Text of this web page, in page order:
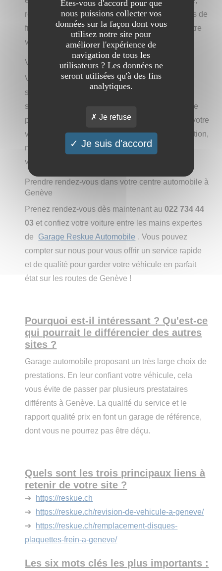
révision de voiture, remplacement des plaquettes de
freins - nous nous occupons de tout pour que votre
véhicule reste en parfait état de fonctionnement.
Véhicules d'occasion et reprise
Venez nous rendre visite et découvrez notre
sélection de véhicules d'occasion dans notre
showroom Reskue à Vernier. Vous pourrez même
profiter d'un bon café pendant votre visite ! Et si votre
voiture nécessite une intervention ou une réparation,
notre équipe compétente prendra soin de votre
véhicule dans notre atelier.
Prendre rendez-vous dans votre centre automobile à
Genève
Prenez rendez-vous dès maintenant au022 734 44
03 et confiez votre voiture entre les mains expertes
de
Garage Reskue Automobile . Vous pouvez
compter sur nous pour vous offrir un service rapide
et de qualité pour garder votre véhicule en parfait
état sur les routes de Genève !
Pourquoi est-il intéressant ? Qu'est-ce
qui pourrait le différencier des autres
sites ?
Garage automobile proposant un très large choix de
prestations. En leur confiant votre véhicule, cela
vous évite de passer par plusieurs prestataires
différents à Genève. La qualité du service et le
rapport qualité prix en font un garage de référence,
dont vous ne pourrez pas être déçu.
Quels sont les trois principaux liens à
retenir de votre site ?
➔
https://reskue.ch
➔
https://reskue.ch/revision-de-vehicule-a-geneve/
➔
https://reskue.ch/remplacement-disques-
plaquettes-frein-a-geneve/
Les six mots clés les plus importants :
Etes-vous d'accord pour que
nous puissions collecter vos
données sur la façon dont vous
utilisez notre site pour
améliorer l'expérience de
navigation de tous les
utilisateurs ? Les données ne
seront utilisées qu'à des fins
analytiques.
Je refuse
Je suis d'accord